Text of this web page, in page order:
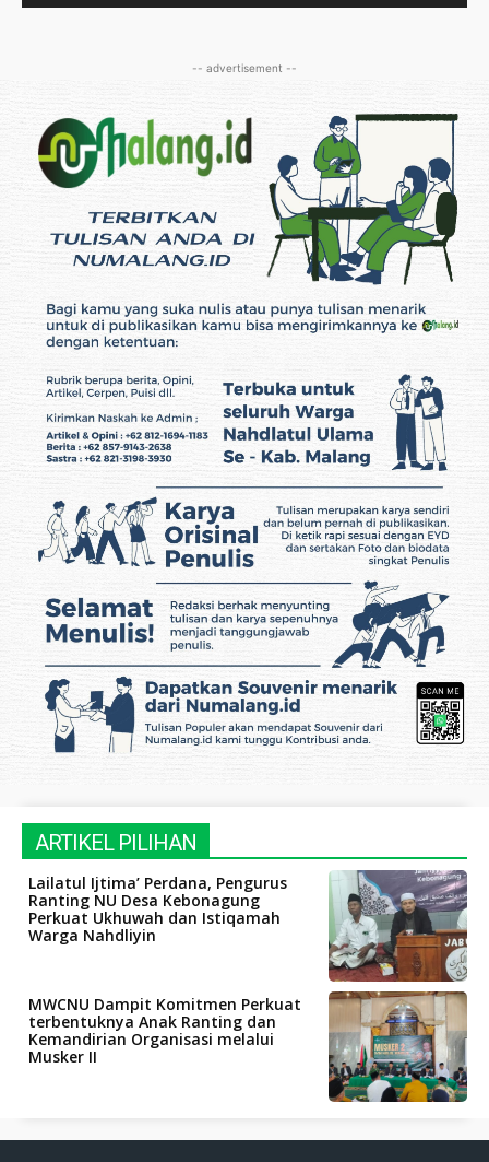
-- advertisement --
ARTIKEL PILIHAN
Lailatul Ijtima’ Perdana, Pengurus
Ranting NU Desa Kebonagung
Perkuat Ukhuwah dan Istiqamah
Warga Nahdliyin
MWCNU Dampit Komitmen Perkuat
terbentuknya Anak Ranting dan
Kemandirian Organisasi melalui
Musker II